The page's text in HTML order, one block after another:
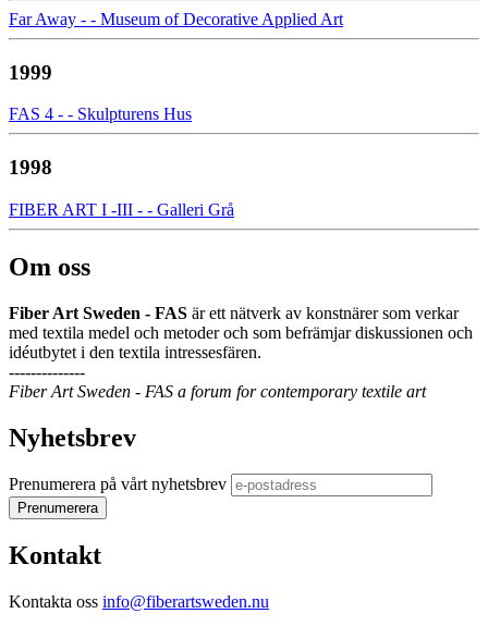
Far Away - - Museum of Decorative Applied Art
1999
FAS 4 - - Skulpturens Hus
1998
FIBER ART I -III - - Galleri Grå
Om oss
Fiber Art Sweden - FAS är ett nätverk av konstnärer som verkar
med textila medel och metoder och som befrämjar diskussionen och
idéutbytet i den textila intressesfären.
--------------
Fiber Art Sweden - FAS a forum for contemporary textile art
Nyhetsbrev
Prenumerera på vårt nyhetsbrev
Kontakt
Kontakta oss info@fiberartsweden.nu